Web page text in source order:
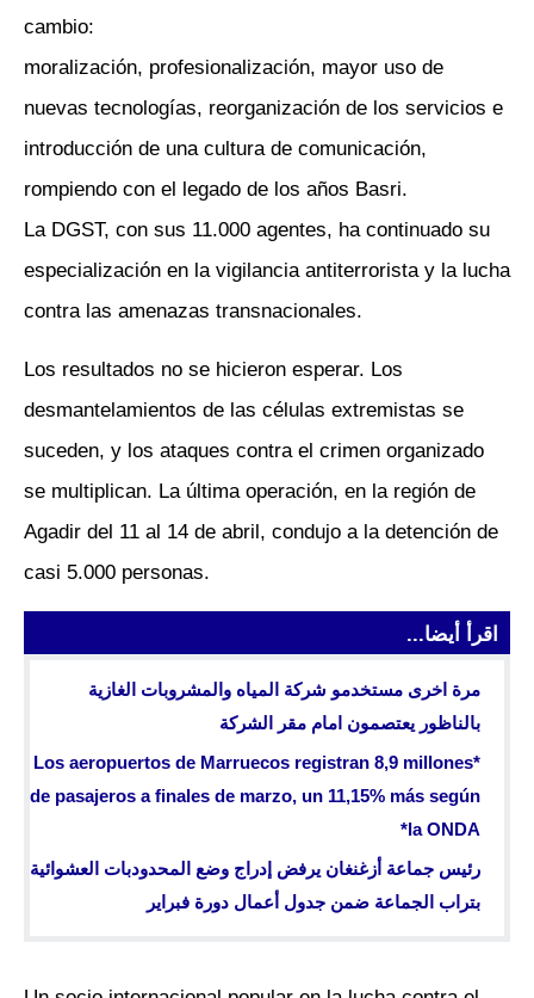
cambio:
moralización, profesionalización, mayor uso de
nuevas tecnologías, reorganización de los servicios e
introducción de una cultura de comunicación,
rompiendo con el legado de los años Basri.
La DGST, con sus 11.000 agentes, ha continuado su
especialización en la vigilancia antiterrorista y la lucha
contra las amenazas transnacionales.
Los resultados no se hicieron esperar. Los
desmantelamientos de las células extremistas se
suceden, y los ataques contra el crimen organizado
se multiplican. La última operación, en la región de
Agadir del 11 al 14 de abril, condujo a la detención de
casi 5.000 personas.
اقرأ أيضا...
مرة اخرى مستخدمو شركة المياه والمشروبات الغازية
بالناظور يعتصمون امام مقر الشركة
*Los aeropuertos de Marruecos registran 8,9 millones
de pasajeros a finales de marzo, un 11,15% más según
la ONDA*
رئيس جماعة أزغنغان يرفض إدراج وضع المحدودبات العشوائية
بتراب الجماعة ضمن جدول أعمال دورة فبراير